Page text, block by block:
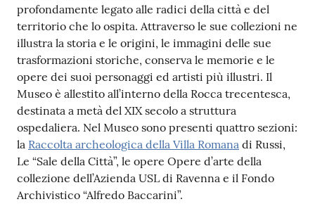
profondamente legato alle radici della città e del
territorio che lo ospita. Attraverso le sue collezioni ne
illustra la storia e le origini, le immagini delle sue
trasformazioni storiche, conserva le memorie e le
opere dei suoi personaggi ed artisti più illustri. Il
Museo è allestito all’interno della Rocca trecentesca,
destinata a metà del XIX secolo a struttura
ospedaliera. Nel Museo sono presenti quattro sezioni:
la Raccolta archeologica della Villa Romana di Russi,
Le “Sale della Città”, le opere Opere d’arte della
collezione dell’Azienda USL di Ravenna e il Fondo
Archivistico “Alfredo Baccarini”.